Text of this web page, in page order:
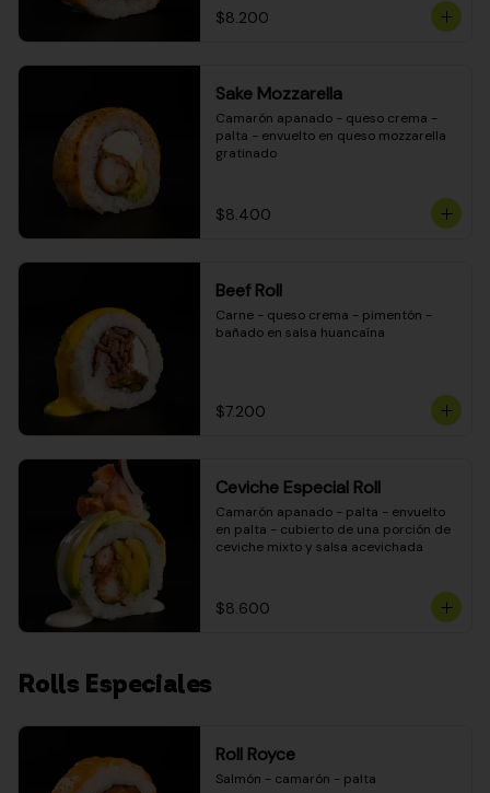
$8.200
Sake Mozzarella
Camarón apanado - queso crema -
palta - envuelto en queso mozzarella
gratinado
$8.400
Beef Roll
Carne - queso crema - pimentón -
bañado en salsa huancaína
$7.200
Ceviche Especial Roll
Camarón apanado - palta - envuelto
en palta - cubierto de una porción de
ceviche mixto y salsa acevichada
$8.600
Rolls Especiales
Roll Royce
Salmón - camarón - palta